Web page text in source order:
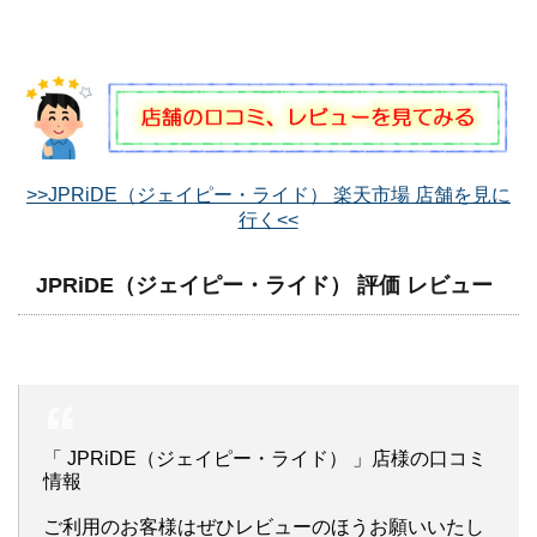
>>JPRiDE（ジェイピー・ライド） 楽天市場 店舗を見に
行く<<
JPRiDE（ジェイピー・ライド） 評価 レビュー
「 JPRiDE（ジェイピー・ライド） 」店様の口コミ
情報
ご利用のお客様はぜひレビューのほうお願いいたし